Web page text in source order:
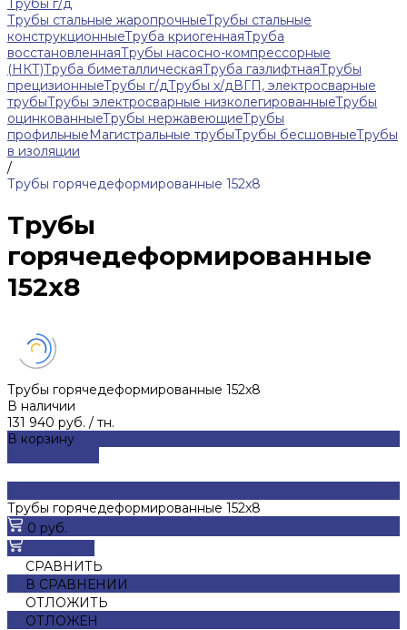
Трубы г/д
Трубы стальные жаропрочныеТрубы стальные
конструкционныеТруба криогеннаяТруба
восстановленнаяТрубы насосно-компрессорные
(НКТ)Труба биметаллическаяТруба газлифтнаяТрубы
прецизионныеТрубы г/дТрубы х/дВГП, электросварные
трубыТрубы электросварные низколегированныеТрубы
оцинкованныеТрубы нержавеющиеТрубы
профильныеМагистральные трубыТрубы бесшовныеТрубы
в изоляции
/
Трубы горячедеформированные 152x8
Трубы
горячедеформированные
152x8
Трубы горячедеформированные 152x8
В наличии
131 940 руб. / тн.
В корзину
Трубы горячедеформированные 152x8
0 руб.
СРАВНИТЬ
В СРАВНЕНИИ
ОТЛОЖИТЬ
ОТЛОЖЕН